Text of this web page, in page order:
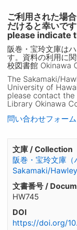
ご利用された場
だけると幸いで
please indicate
阪巻・宝玲文庫は
す。資料の利用に
校図書館 Okinawa
The Sakamaki/
University of
please contact
Library Okinawa
問い合わせフォー
文庫 / Collection
阪巻・宝玲文庫
Sakamaki/
文書番号 /
HW745
DOI
https://doi.org/